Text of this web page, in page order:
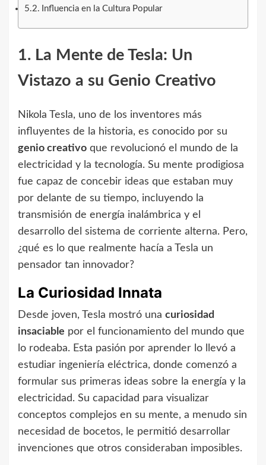
Influencia en la Cultura Popular
1. La Mente de Tesla: Un
Vistazo a su Genio Creativo
Nikola Tesla, uno de los inventores más
influyentes de la historia, es conocido por su
genio creativo que revolucionó el mundo de la
electricidad y la tecnología. Su mente prodigiosa
fue capaz de concebir ideas que estaban muy
por delante de su tiempo, incluyendo la
transmisión de energía inalámbrica y el
desarrollo del sistema de corriente alterna. Pero,
¿qué es lo que realmente hacía a Tesla un
pensador tan innovador?
La Curiosidad Innata
Desde joven, Tesla mostró una curiosidad
insaciable por el funcionamiento del mundo que
lo rodeaba. Esta pasión por aprender lo llevó a
estudiar ingeniería eléctrica, donde comenzó a
formular sus primeras ideas sobre la energía y la
electricidad. Su capacidad para visualizar
conceptos complejos en su mente, a menudo sin
necesidad de bocetos, le permitió desarrollar
invenciones que otros consideraban imposibles.